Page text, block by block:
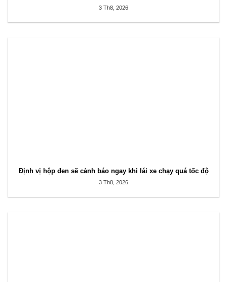
3 Th8, 2026
Định vị hộp đen sẽ cảnh báo ngay khi lái xe chạy quá tốc độ
3 Th8, 2026